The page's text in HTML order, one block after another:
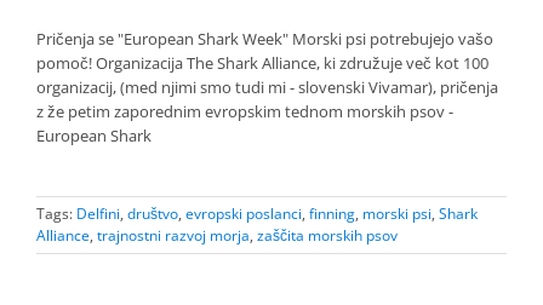
Pričenja se "European Shark Week" Morski psi potrebujejo vašo
pomoč! Organizacija The Shark Alliance, ki združuje več kot 100
organizacij, (med njimi smo tudi mi - slovenski Vivamar), pričenja
z že petim zaporednim evropskim tednom morskih psov -
European Shark
Tags: Delfini, društvo, evropski poslanci, finning, morski psi, Shark
Alliance, trajnostni razvoj morja, zaščita morskih psov